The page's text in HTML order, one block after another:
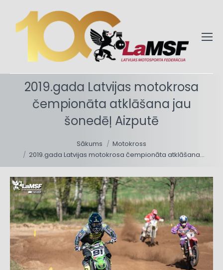
2019.gada Latvijas motokrosa
čempionāta atklāšana jau
šonedēļ Aizputē
Sākums
Motokross
2019.gada Latvijas motokrosa čempionāta atklāšana…